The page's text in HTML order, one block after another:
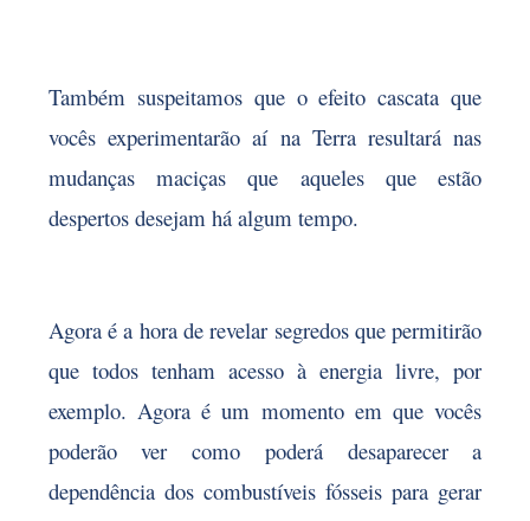
Também suspeitamos que o efeito cascata que
vocês experimentarão aí na Terra resultará nas
mudanças maciças que aqueles que estão
despertos desejam há algum tempo.
Agora é a hora de revelar segredos que permitirão
que todos tenham acesso à energia livre, por
exemplo. Agora é um momento em que vocês
poderão ver como poderá desaparecer a
dependência dos combustíveis fósseis para gerar